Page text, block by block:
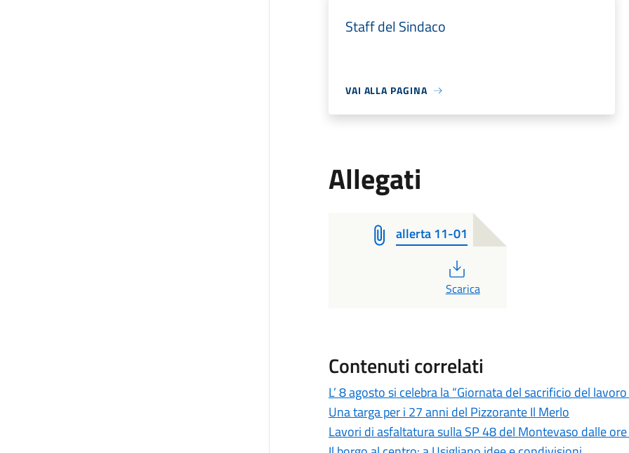
Staff del Sindaco
VAI ALLA PAGINA
Allegati
allerta 11-01
PDF
Scarica
Contenuti correlati
L’ 8 agosto si celebra la “Giornata del sacrificio del
Una targa per i 27 anni del Pizzorante Il Merlo
Lavori di asfaltatura sulla SP 48 del Montevaso dalle